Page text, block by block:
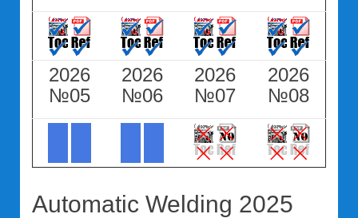
2026
№05
2026
№06
2026
№07
2026
№08
Automatic Welding 2025